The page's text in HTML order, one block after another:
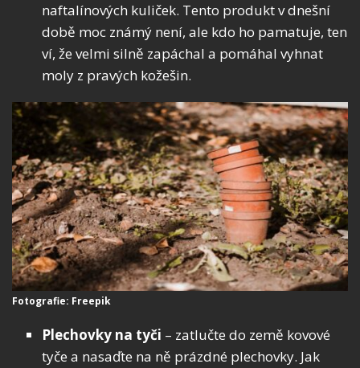
naftalínových kuliček. Tento produkt v dnešní
době moc známý není, ale kdo ho pamatuje, ten
ví, že velmi silně zapáchal a pomáhal vyhnat
moly z pravých kožešin.
Fotografie: Freepik
Plechovky na tyči – zatlučte do země kovové
tyče a nasaďte na ně prázdné plechovky. Jak